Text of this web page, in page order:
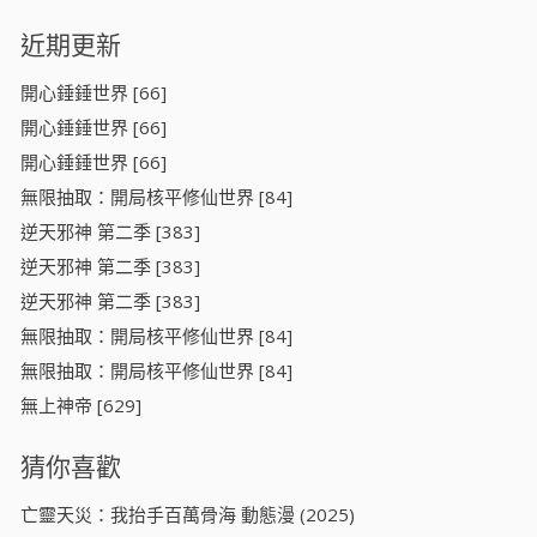
近期更新
開心錘錘世界 [66]
開心錘錘世界 [66]
開心錘錘世界 [66]
無限抽取：開局核平修仙世界 [84]
逆天邪神 第二季 [383]
逆天邪神 第二季 [383]
逆天邪神 第二季 [383]
無限抽取：開局核平修仙世界 [84]
無限抽取：開局核平修仙世界 [84]
無上神帝 [629]
猜你喜歡
亡靈天災：我抬手百萬骨海 動態漫 (2025)